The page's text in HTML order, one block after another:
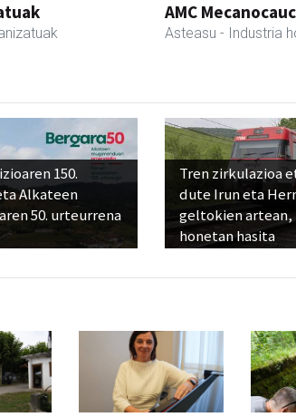
AMC
Asteasu - Industria
150.
Alkateen
50. urteurrena
Tren zirkulazioa
dute Irun eta
geltokien
honetan hasita